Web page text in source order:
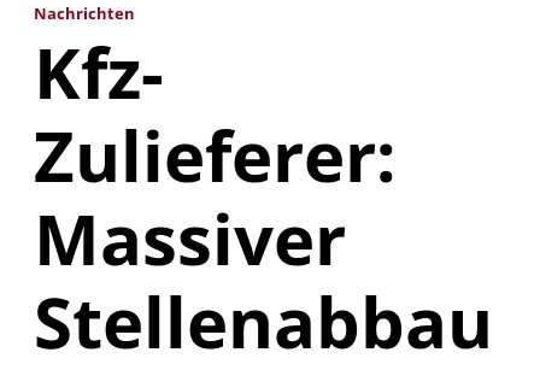
Nachrichten
Kfz-
Zulieferer:
Massiver
Stellenabbau